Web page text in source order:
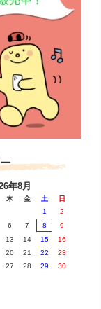
年8月
木 金 土
日
1
2
6 7 8
9
13 14 15
16
20 21 22
23
27 28 29
30